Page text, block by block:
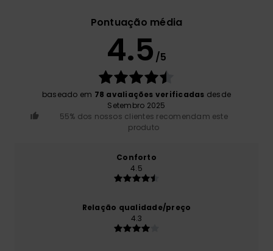
Pontuação média
4.5 /5
baseado em 78 avaliações verificadas desde
Setembro 2025
55% dos nossos clientes recomendam este
produto
Conforto
4.5
Relação qualidade/preço
4.3